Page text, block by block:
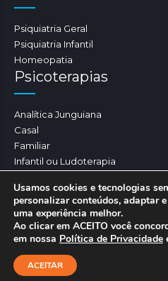
Psiquiatria Geral
Psiquiatria Infantil
Homeopatia
Psicoterapias
Analítica Junguiana
Casal
Familiar
Infantil ou Ludoterapia
Essência da Mente
Usamos cookies e tecnologias
personalizar conteúdos, adaptar
uma experiência melhor.
Ao clicar em ACEITO você
em nossa Política de Privacidade
ACEITAR